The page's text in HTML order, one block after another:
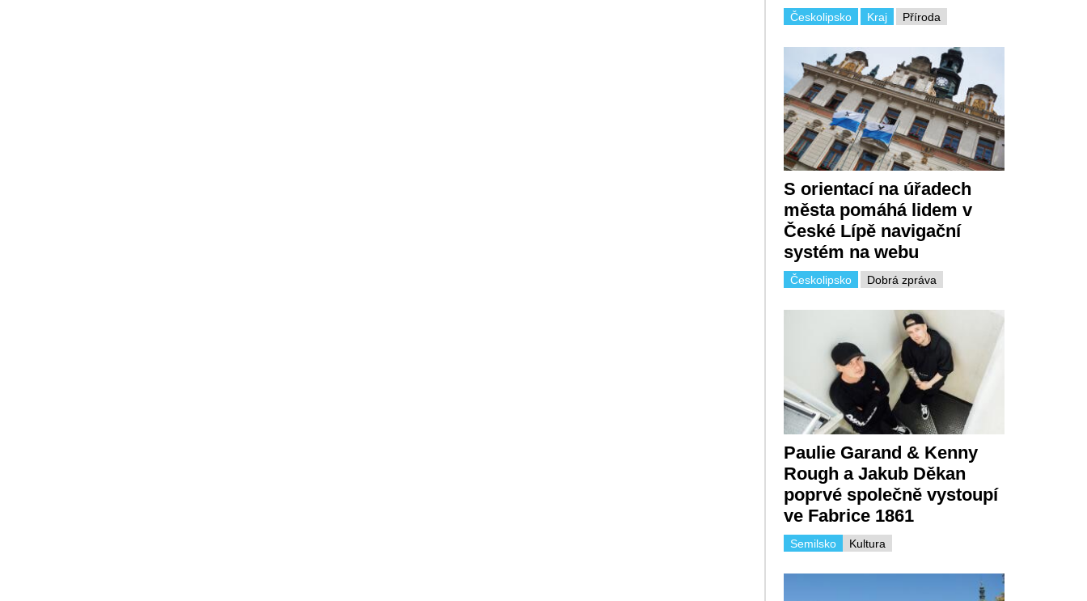
Českolipsko Kraj Příroda
S orientací na úřadech
města pomáhá lidem v
České Lípě navigační
systém na webu
Českolipsko Dobrá zpráva
Paulie Garand & Kenny
Rough a Jakub Děkan
poprvé společně vystoupí
ve Fabrice 1861
Kultura
Semilsko